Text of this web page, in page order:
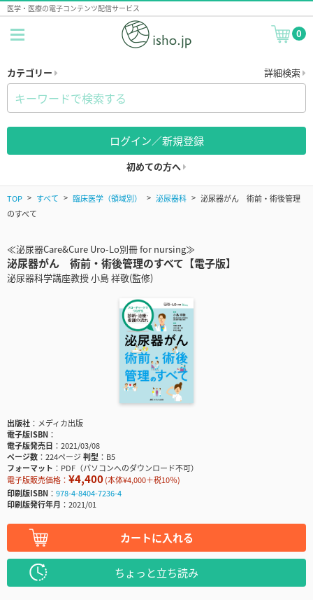
医学・医療の電子コンテンツ配信サービス
0
カテゴリー 詳細検索
ログイン／新規登録
初めての方へ
TOP すべて 臨床医学（領域別） 泌尿器科
泌尿器がん 術前・術後管理
のすべて
≪泌尿器Care&Cure Uro-Lo別冊 for nursing≫
泌尿器がん 術前・術後管理のすべて【電子版】
泌尿器科学講座教授 小島 祥敬(監修)
出版社
メディカ出版
電子版ISBN
電子版発売日
2021/03/08
ページ数
224ページ判型
B5
フォーマット
PDF（パソコンへのダウンロード不可）
電子版販売価格： ¥4,400(本体¥4,000＋税10％)
印刷版ISBN
978-4-8404-7236-4
印刷版発行年月
2021/01
カートに入れる
ちょっと立ち読み